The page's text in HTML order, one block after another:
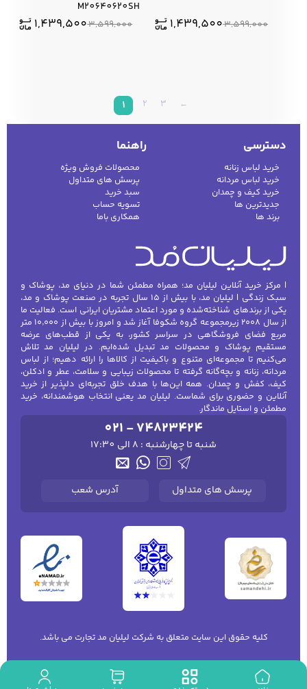
3,599,000
1,439,500
M20640620SH
3,599,000
1,439,500
1 2 3 ←
دسترسی
خرید لباس زنانه
خرید لباس مردانه
خرید کیف و چمدان
جدیدترین ها
برند ها
راهنما
محصولات فروش ویژه
پرسش های متداول
سبد خرید
تسویه حساب
همکاری باما
| مرکز خرید آنلاین لیلیان مد؛ همراه مطمئن شما در دنیای مد، پوشاک و
سبک زندگی | لیلیان مد، با بیش از ۱۵ سال تجربه در صنعت پوشاک و مد،
یکی از برندهای شناخته‌شده و مورد اعتماد مشتریان ایرانی است. فعالیت ما
از سال ۲۰۰۸ زیرمجموعه گروه شکوفا آغاز شد و امروز با بیش از ۱۰٬۰۰۰ متر
مربع فضای فروشگاهی در سراسر کشور، به یکی از قطب‌های عرضه
مستقیم پوشاک و محصولات مد تبدیل شده‌ایم. در لیلیان مد تلاش
می‌کنیم تا مجموعه‌ای متنوع و باکیفیت از کالاها را ارائه دهیم؛ از لباس
مردانه، زنانه و بچه‌گانه گرفته تا محصولات زیبایی و سلامت، عطر و ادکلن،
کیف، کفش و چمدان. همه این‌ها با هدف خلق تجربه‌ای دلپذیر از خرید
آنلاین و حضوری برای شماست. لیلیان مد یعنی انتخاب هوشمندانه، خرید
مطمئن و استایل ماندگار.
021 - 74823424
شنبه تا چهارشنبه : 8 الی 17:30
پرسش های متداول آدرس شعب
کلیه حقوق این سایت متعلق به شرکت لیلیان مد تجارت می باشد.